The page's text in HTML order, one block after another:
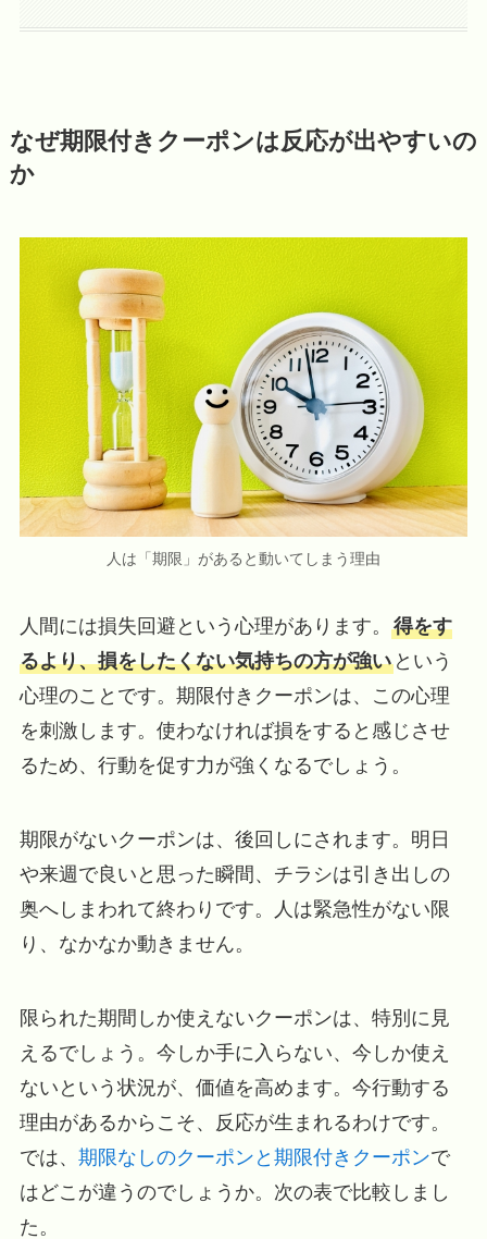
なぜ期限付きクーポンは反応が出やすいの
か
人は「期限」があると動いてしまう理由
人間には損失回避という心理があります。 得をす
るより、損をしたくない気持ちの方が強いという
心理のことです。期限付きクーポンは、この心理
を刺激します。使わなければ損をすると感じさせ
るため、行動を促す力が強くなるでしょう。
期限がないクーポンは、後回しにされます。明日
や来週で良いと思った瞬間、チラシは引き出しの
奥へしまわれて終わりです。人は緊急性がない限
り、なかなか動きません。
限られた期間しか使えないクーポンは、特別に見
えるでしょう。今しか手に入らない、今しか使え
ないという状況が、価値を高めます。今行動する
理由があるからこそ、反応が生まれるわけです。
では、 期限なしのクーポンと期限付きクーポンで
はどこが違うのでしょうか。次の表で比較しまし
た。